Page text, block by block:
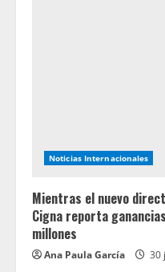
Noticias Internacionales
Mientras el nuevo
Cigna reporta
millones
Ana Paula García 30